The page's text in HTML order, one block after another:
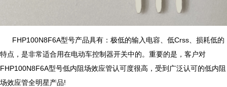
FHP100N8F6A型号产品具有：极低的输入电容、低Crss、损耗低的
特点，是非常适合用在电动车控制器开关中的。重要的是，客户对
FHP100N8F6A型号低内阻场效应管认可度很高，受到广泛认可的低内阻
场效应管全明星产品!